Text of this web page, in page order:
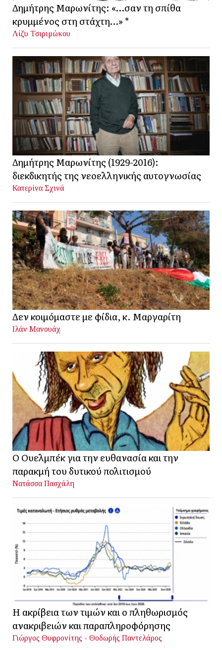
Δημήτρης Μαρωνίτης: «…σαν τη σπίθα
κρυμμένος στη στάχτη…» *
Λίζυ Τσιριμώκου
Δημήτρης Μαρωνίτης (1929-2016):
διεκδικητής της νεοελληνικής αυτογνωσίας
Κατερίνα Σχινά
Δεν κοιμόμαστε με φίδια, κ. Μαργαρίτη
Ιλάν Μανουάχ
Ο Ουελμπέκ για την ευθανασία και την
παρακμή του δυτικού πολιτισμού
Νατάσσα Πασχάλη
Η ακρίβεια των τιμών και ο πληθωρισμός
ανακριβειών και παραπληροφόρησης
Γιώργος Θυφρονίτης - Θοδωρής Παντελάρος